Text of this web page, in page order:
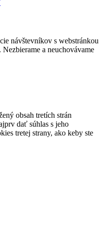
návštevníkov s webstránkou
a neuchovávame
obsah tretích strán
dať súhlas s jeho
tretej strany, ako keby ste